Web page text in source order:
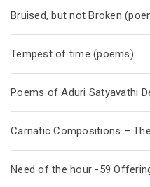
Bruised, but not Broken
Tempest of time (poems)
Poems of Aduri Satyavathi
Carnatic Compositions –
Need of the hour -59